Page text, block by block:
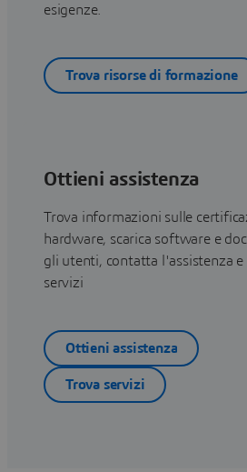
esigenze.
Trova risorse di formazione
Ottieni assistenza
Trova informazioni sulle
hardware, scarica software e
gli utenti, contatta l'assistenza
servizi
Ottieni assistenza
Trova servizi